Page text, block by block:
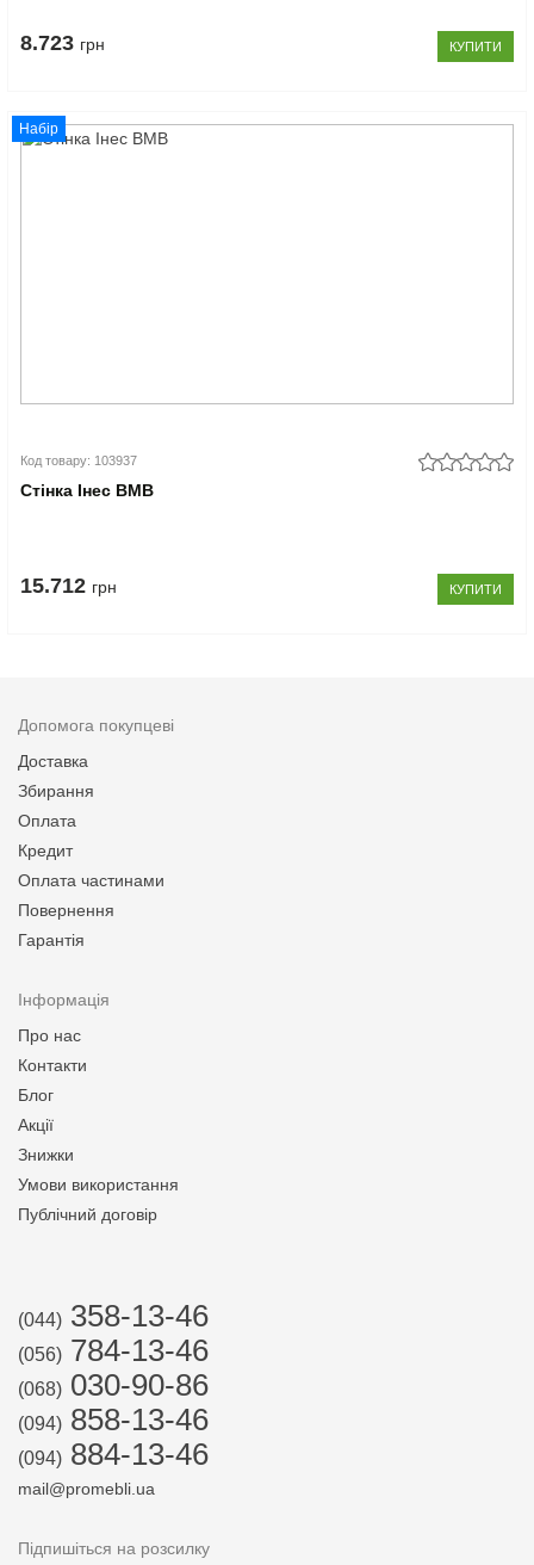
8.723 грн КУПИТИ
Набір
Код товару: 103937
Стінка Інес ВМВ
15.712 грн КУПИТИ
Допомога покупцеві
Доставка
Збирання
Оплата
Кредит
Оплата частинами
Повернення
Гарантія
Інформація
Про нас
Контакти
Блог
Акції
Знижки
Умови використання
Публічний договір
(044) 358-13-46
(056) 784-13-46
(068) 030-90-86
(094) 858-13-46
(094) 884-13-46
mail@promebli.ua
Підпишіться на розсилку